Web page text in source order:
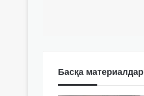
Басқа материалдар